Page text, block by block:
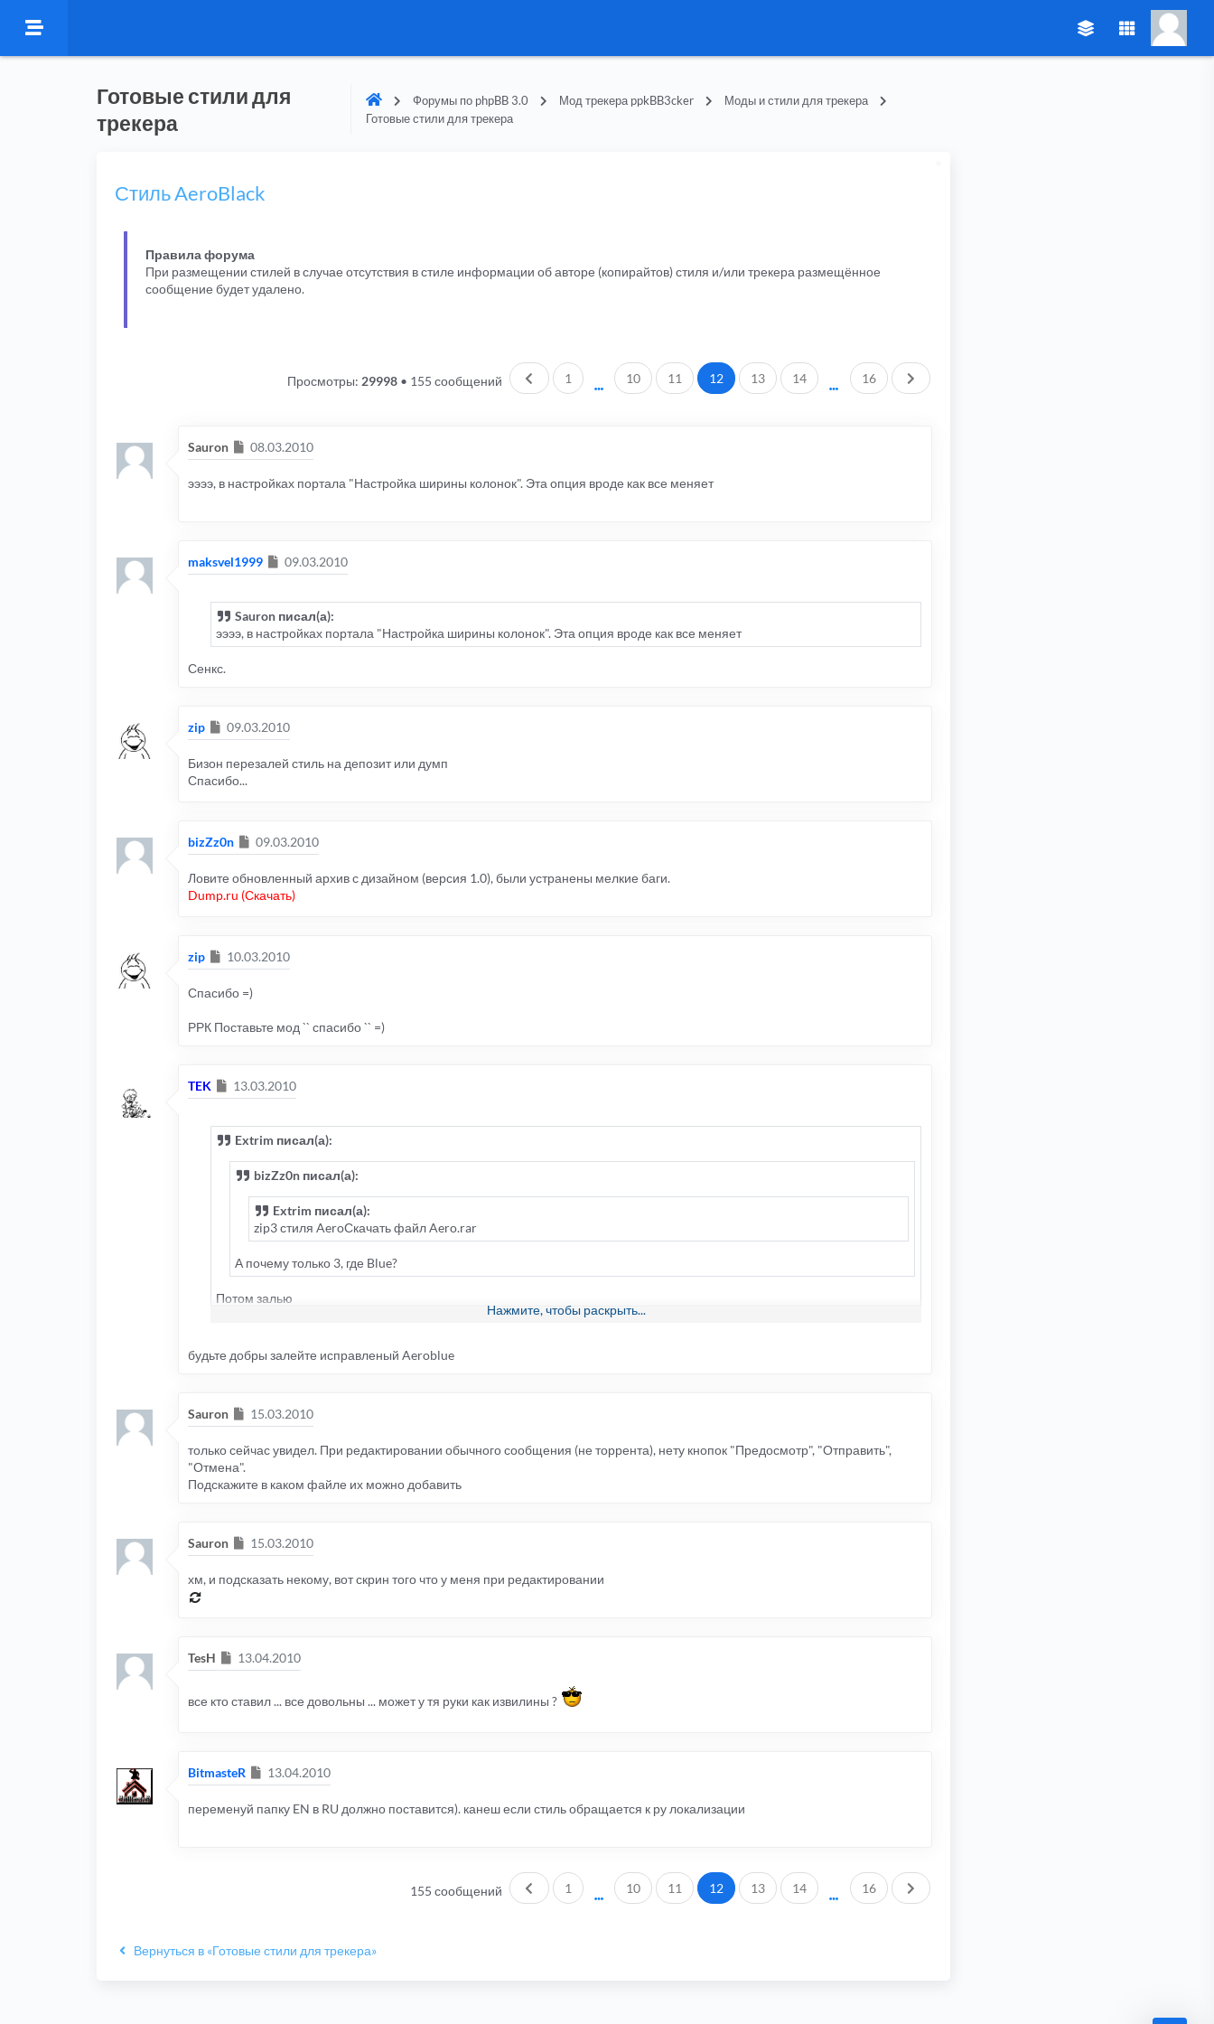
Готовые стили для
трекера
Форумы по phpBB 3.0 Мод трекера ppkBB3cker
Моды и стили для трекера
Готовые стили для трекера
Стиль AeroBlack
Правила форума
При размещении стилей в случае отсутствия в стиле информации об авторе (копирайтов) стиля и/или трекера размещённое
сообщение будет удалено.
155 сообщений Пред.1 10 11 12 13 14 16 След.
Просмотры: 29998 •
Sauron Сообщение
08.03.2010
ээээ, в настройках портала "Настройка ширины колонок". Эта опция вроде как все меняет
maksvel1999 Сообщение
09.03.2010
Sauron писал(а):
ээээ, в настройках портала "Настройка ширины колонок". Эта опция вроде как все меняет
Сенкс.
zip Сообщение
09.03.2010
Бизон перезалей стиль на депозит или думп
Спасибо...
bizZz0n Сообщение
09.03.2010
Ловите обновленный архив с дизайном (версия 1.0), были устранены мелкие баги.
Dump.ru (Скачать)
zip Сообщение
10.03.2010
Спасибо =)
РРК Поставьте мод `` спасибо `` =)
TEK Сообщение
13.03.2010
Extrim писал(а):
bizZz0n писал(а):
Extrim писал(а):
zip3 стиля AeroСкачать файл Aero.rar
А почему только 3, где Blue?
Потом залью
Нажмите, чтобы раскрыть...
будьте добры залейте исправленый Aeroblue
Sauron Сообщение
15.03.2010
только сейчас увидел. При редактировании обычного сообщения (не торрента), нету кнопок "Предосмотр", "Отправить",
"Отмена".
Подскажите в каком файле их можно добавить
Sauron Сообщение
15.03.2010
хм, и подсказать некому, вот скрин того что у меня при редактировании
TesH Сообщение
13.04.2010
все кто ставил ... все довольны ... может у тя руки как извилины ?
BitmasteR Сообщение
13.04.2010
переменуй папку EN в RU должно поставится). канеш если стиль обращается к ру локализации
155 сообщений Пред.1 10 11 12 13 14 16 След.
Вернуться в «Готовые стили для трекера»